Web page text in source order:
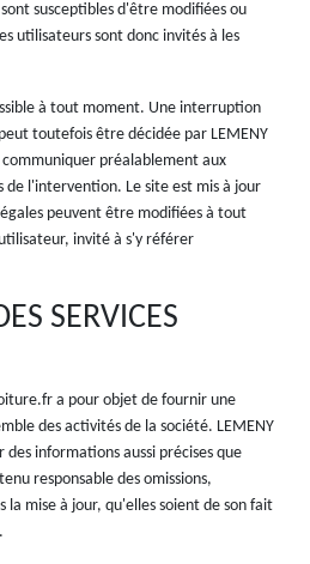
susceptibles d'être modifiées ou
utilisateurs sont donc invités à les
à tout moment. Une interruption
toutefois être décidée par LEMENY
préalablement aux
de l'intervention. Le site est mis à jour
peuvent être modifiées à tout
invité à s'y référer
SERVICES
a pour objet de fournir une
des activités de la société. LEMENY
informations aussi précises que
responsable des omissions,
la mise à jour, qu'elles soient de son fait